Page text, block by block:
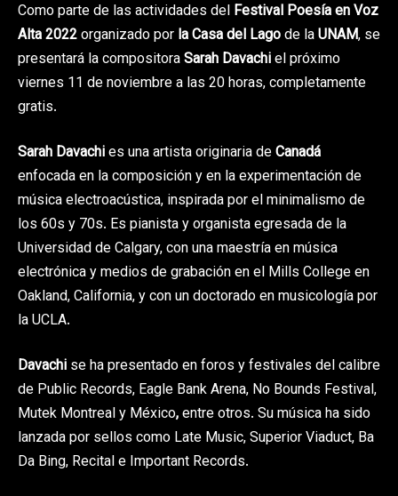
Como parte de las actividades del Festival Poesía en Voz
Alta 2022organizado por la Casa del Lagode laUNAM, se
presentará la compositoraSarah Davachiel próximo
viernes 11 de noviembre a las 20 horas, completamente
gratis.
Sarah Davachies una artista originaria deCanadá
enfocada en la composición y en la experimentación de
música electroacústica, inspirada por el minimalismo de
los 60s y 70s. Es pianista y organista egresada de la
Universidad de Calgary, con una maestría en música
electrónica y medios de grabación en el Mills College en
Oakland, California, y con un doctorado en musicología por
la UCLA.
Davachi se ha presentado en foros y festivales del calibre
de Public Records, Eagle Bank Arena, No Bounds Festival,
Mutek Montreal y México,entre otros. Su música ha sido
lanzada por sellos como Late Music, Superior Viaduct, Ba
Da Bing, Recital e Important Records.